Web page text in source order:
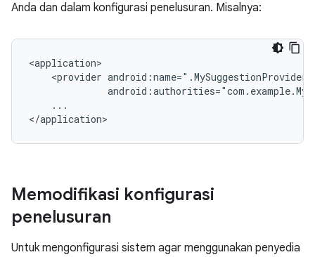
Anda dan dalam konfigurasi penelusuran. Misalnya:
<provider
...
</application>
Memodifikasi konfigurasi
penelusuran
Untuk mengonfigurasi sistem agar menggunakan penyedia